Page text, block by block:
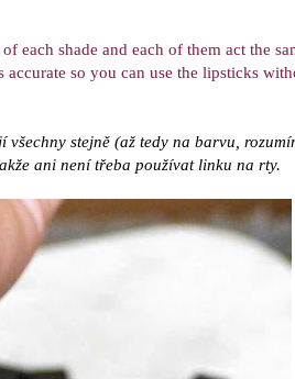
each shade and each of them act the
so you can use the lipsticks
stejně (až tedy na barvu,
ani není třeba používat linku na rty.